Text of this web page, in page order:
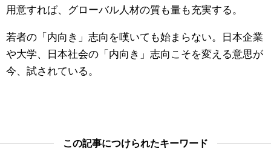
用意すれば、グローバル人材の質も量も充実する。
若者の「内向き」志向を嘆いても始まらない。日本企業
や大学、日本社会の「内向き」志向こそを変える意思が
今、試されている。
この記事につけられたキーワード